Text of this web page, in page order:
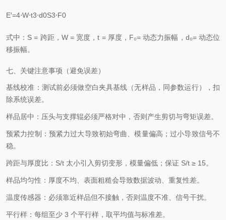
E′=4⋅W⋅t3⋅d0S3⋅F0
式中：S = 跨距，W = 宽度，t = 厚度，F₀= 动态力振幅，d₀= 动态位
移振幅。
七、关键注意事项（避免误差）
基线校准：测试前必须做空白夹具基线（无样品，同参数运行），扣
除系统误差。
样品居中：压头与支撑辊必须严格对中，否则产生剪切与弯矩误差。
预紧力控制：预紧力过大导致初始弯曲、模量偏高；过小导致信号不
稳。
跨距与厚度比：S/t 太小引入剪切变形，模量偏低；保证 S/t ≥ 15。
样品均匀性：厚度不均、表面粗糙会导致数据波动、重复性差。
温度传感器：必须靠近样品但不接触，否则温度不准、信号干扰。
平行样：每组至少 3 个平行样，取平均值与标准差。